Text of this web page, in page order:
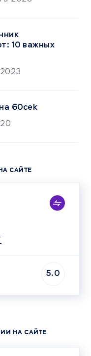
10 важных
60cek
САЙТЕ
5.0
НА САЙТЕ